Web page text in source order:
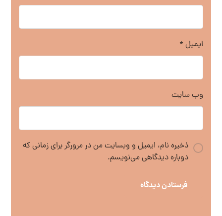
ایمیل *
وب‌ سایت
ذخیره نام، ایمیل و وبسایت من در مرورگر برای زمانی که
دوباره دیدگاهی می‌نویسم.
فرستادن دیدگاه